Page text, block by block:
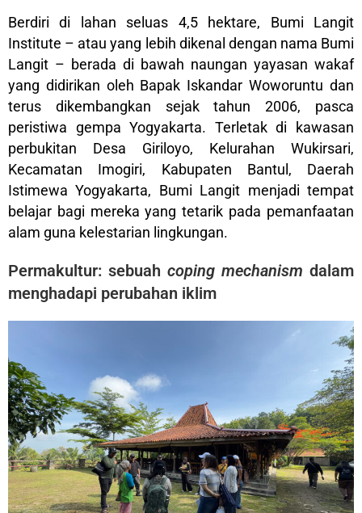
Berdiri di lahan seluas 4,5 hektare, Bumi Langit
Institute – atau yang lebih dikenal dengan nama Bumi
Langit – berada di bawah naungan yayasan wakaf
yang didirikan oleh Bapak Iskandar Woworuntu dan
terus dikembangkan sejak tahun 2006, pasca
peristiwa gempa Yogyakarta. Terletak di kawasan
perbukitan Desa Giriloyo, Kelurahan Wukirsari,
Kecamatan Imogiri, Kabupaten Bantul, Daerah
Istimewa Yogyakarta, Bumi Langit menjadi tempat
belajar bagi mereka yang tetarik pada pemanfaatan
alam guna kelestarian lingkungan.
Permakultur: sebuah coping mechanism dalam
menghadapi perubahan iklim